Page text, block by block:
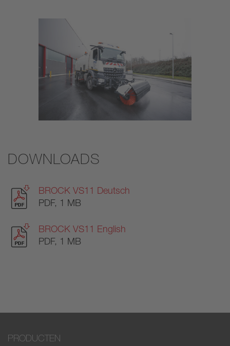
DOWNLOADS
BROCK VS11 Deutsch
PDF, 1 MB
BROCK VS11 English
PDF, 1 MB
PRODUCTEN